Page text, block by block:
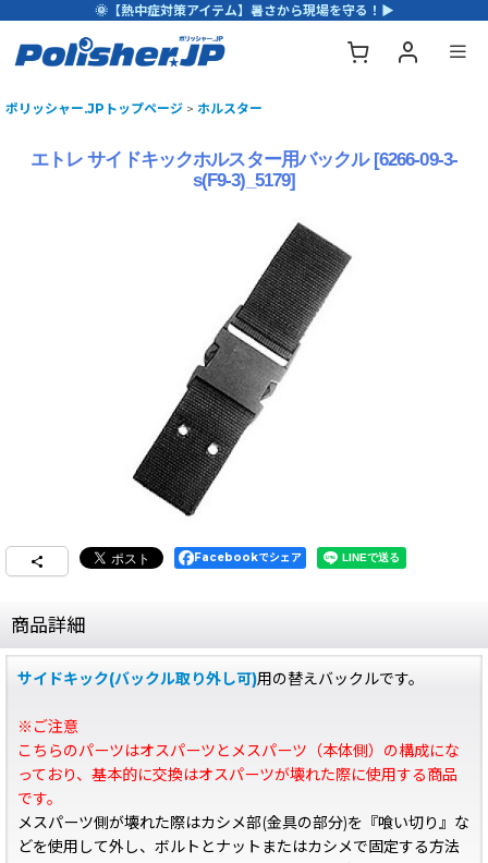
🌞【熱中症対策アイテム】暑さから現場を守る！▶
ポリッシャー.JPトップページ > ホルスター
エトレ サイドキックホルスター用バックル [6266-09-3-
s(F9-3)_5179]
Facebookでシェア
商品詳細
サイドキック(バックル取り外し可)用の替えバックルです。
※ご注意
こちらのパーツはオスパーツとメスパーツ（本体側）の構成にな
っており、基本的に交換はオスパーツが壊れた際に使用する商品
です。
メスパーツ側が壊れた際はカシメ部(金具の部分)を『喰い切り』な
どを使用して外し、ボルトとナットまたはカシメで固定する方法